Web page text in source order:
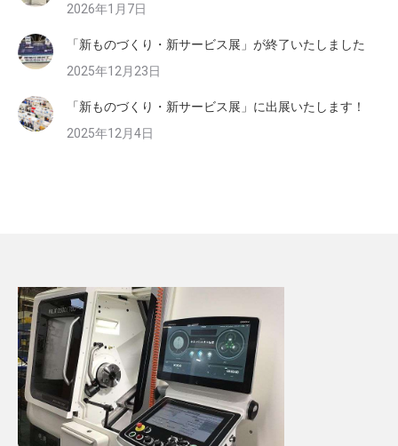
2026年1月7日
「新ものづくり・新サービス展」が終了いたしました
2025年12月23日
「新ものづくり・新サービス展」に出展いたします！
2025年12月4日